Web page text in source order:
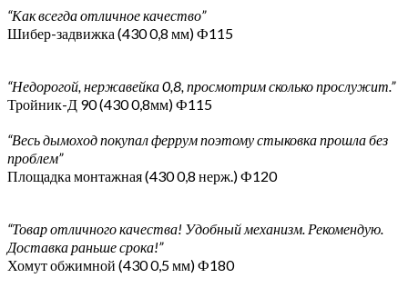
“Как всегда отличное качество”
Шибер-задвижка (430 0,8 мм) Ф115
“Недорогой, нержавейка 0,8, просмотрим сколько прослужит.”
Тройник-Д 90 (430 0,8мм) Ф115
“Весь дымоход покупал феррум поэтому стыковка прошла без
проблем”
Площадка монтажная (430 0,8 нерж.) Ф120
“Товар отличного качества! Удобный механизм. Рекомендую.
Доставка раньше срока!”
Хомут обжимной (430 0,5 мм) Ф180